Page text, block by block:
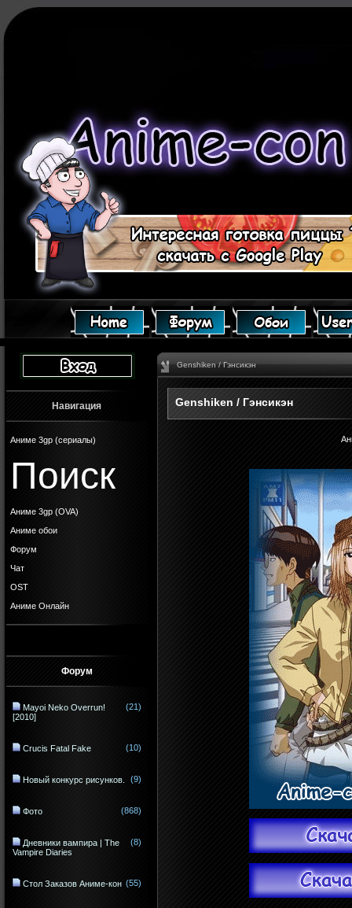
Навигация
Аниме 3gp (сериалы)
Поиск
Аниме 3gp (OVA)
Аниме обои
Форум
Чат
OST
Аниме Онлайн
Форум
Mayoi Neko Overrun!
[2010]
(21)
Crucis Fatal Fake (10)
Новый конкурс рисунков. (9)
Фото (868)
Дневники вампира | The
Vampire Diaries
(8)
Стол Заказов Аниме-кон (55)
Genshiken / Гэнсикэн
Genshiken / Гэнсикэн